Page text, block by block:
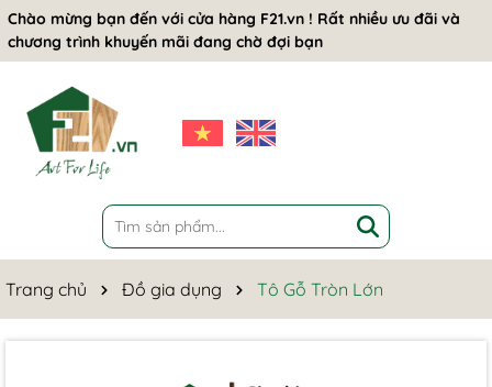
Chào mừng bạn đến với cửa hàng F21.vn ! Rất nhiều ưu đãi và
chương trình khuyến mãi đang chờ đợi bạn
Trang chủ Đồ gia dụng Tô Gỗ Tròn Lớn